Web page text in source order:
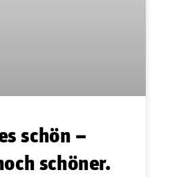
schön –
schöner.